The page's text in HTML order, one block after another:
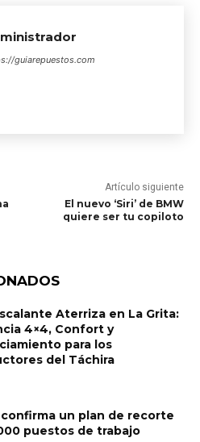
guiarepuestos.com
Artículo siguiente
El nuevo ‘Siri’ de BMW
quiere ser tu copiloto
Aterriza en La Grita:
4×4, Confort y
para los
del Táchira
confirma un plan de recorte
puestos de trabajo